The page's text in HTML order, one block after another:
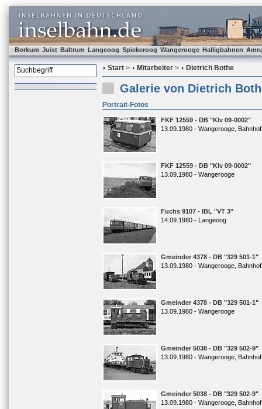
Borkum Juist Baltrum Langeoog Spiekeroog Wangerooge Halligbahnen
Start > Mitarbeiter > Dietrich Bothe
Galerie von Dietrich
Portrait-Fotos
FKF 12559 - DB "Klv 09-0002"
13.09.1980 - Wangerooge,
FKF 12559 - DB "Klv 09-0002"
13.09.1980 - Wangerooge
Fuchs 9107 - IBL "VT 3"
14.09.1980 - Langeoog
Gmeinder 4378 - DB "329 501-1"
13.09.1980 - Wangerooge, Bahnhof
Gmeinder 4378 - DB "329 501-1"
13.09.1980 - Wangerooge
Gmeinder 5038 - DB "329 502-9"
13.09.1980 - Wangerooge,
Gmeinder 5038 - DB "329 502-9"
13.09.1980 - Wangerooge,